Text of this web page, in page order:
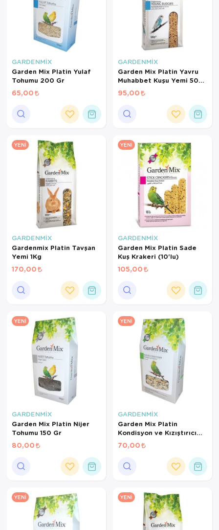
GARDENMİX
Garden Mix Platin Yulaf
Tohumu 200 Gr
65,00
GARDENMİX
Garden Mix Platin Yavru
Muhabbet Kuşu Yemi 500
Gr
95,00
YENI
GARDENMİX
Gardenmix Platin Tavşan
Yemi 1Kg
170,00
YENI
GARDENMİX
Garden Mix Platin Sade
Kuş Krakeri (10'lu)
105,00
YENI
GARDENMİX
Garden Mix Platin Nijer
Tohumu 150 Gr
80,00
YENI
GARDENMİX
Garden Mix Platin
Kondisyon ve Kızıştırıcı
Yem 150 Gr
70,00
YENI YENI